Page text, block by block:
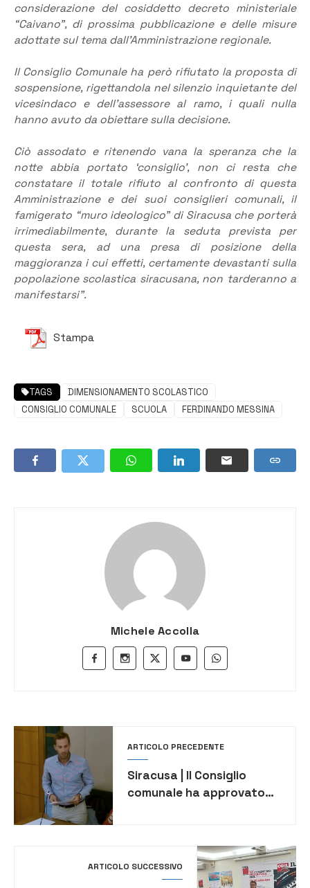
considerazione del cosiddetto decreto ministeriale
“Caivano”, di prossima pubblicazione e delle misure
adottate sul tema dall’Amministrazione regionale.
Il Consiglio Comunale ha però rifiutato la proposta di
sospensione, rigettandola nel silenzio inquietante del
vicesindaco e dell’assessore al ramo, i quali nulla
hanno avuto da obiettare sulla decisione.
Ciò assodato e ritenendo vana la speranza che la
notte abbia portato ‘consiglio’, non ci resta che
constatare il totale rifiuto al confronto di questa
Amministrazione e dei suoi consiglieri comunali, il
famigerato “muro ideologico” di Siracusa che porterà
irrimediabilmente, durante la seduta prevista per
questa sera, ad una presa di posizione della
maggioranza i cui effetti, certamente devastanti sulla
popolazione scolastica siracusana, non tarderanno a
manifestarsi”.
Stampa
TAGS
DIMENSIONAMENTO SCOLASTICO
CONSIGLIO COMUNALE
SCUOLA FERDINANDO MESSINA
Michele Accolla
ARTICOLO PRECEDENTE
Siracusa | Il Consiglio
comunale ha approvato
dimensionamento
scolastico.
ARTICOLO SUCCESSIVO